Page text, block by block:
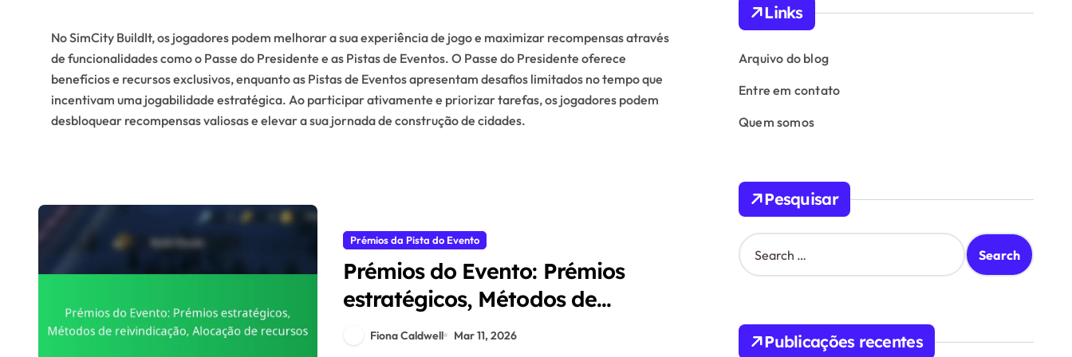
No SimCity BuildIt, os jogadores podem melhorar a sua experiência de jogo e maximizar recompensas através
de funcionalidades como o Passe do Presidente e as Pistas de Eventos. O Passe do Presidente oferece
benefícios e recursos exclusivos, enquanto as Pistas de Eventos apresentam desafios limitados no tempo que
incentivam uma jogabilidade estratégica. Ao participar ativamente e priorizar tarefas, os jogadores podem
desbloquear recompensas valiosas e elevar a sua jornada de construção de cidades.
Prémios da Pista do Evento
Prémios do Evento: Prémios
estratégicos, Métodos de
reivindicação, Alocação de
Fiona Caldwell Mar 11, 2026
Links
Arquivo do blog
Entre em contato
Quem somos
Pesquisar
S
e
h
Publicações recentes